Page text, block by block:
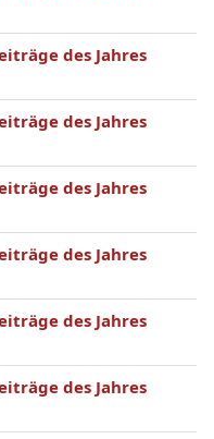
des Jahres
des Jahres
des Jahres
des Jahres
des Jahres
des Jahres